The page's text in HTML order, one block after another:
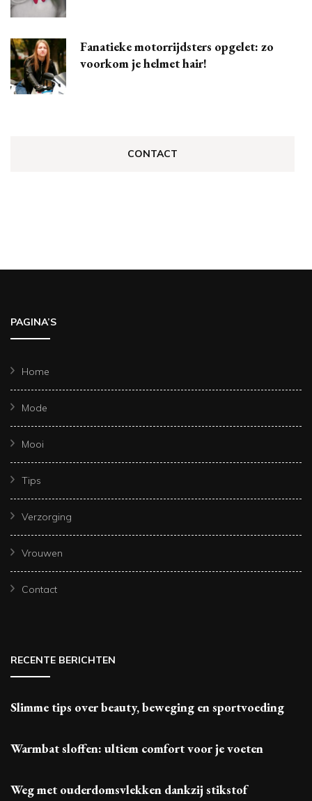
Fanatieke motorrijdsters opgelet: zo
voorkom je helmet hair!
CONTACT
PAGINA’S
Home
Mode
Mooi
Tips
Verzorging
Vrouwen
Contact
RECENTE BERICHTEN
Slimme tips over beauty, beweging en sportvoeding
Warmbat sloffen: ultiem comfort voor je voeten
Weg met ouderdomsvlekken dankzij stikstof